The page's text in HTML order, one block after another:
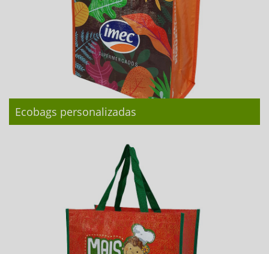
Ecobags personalizadas